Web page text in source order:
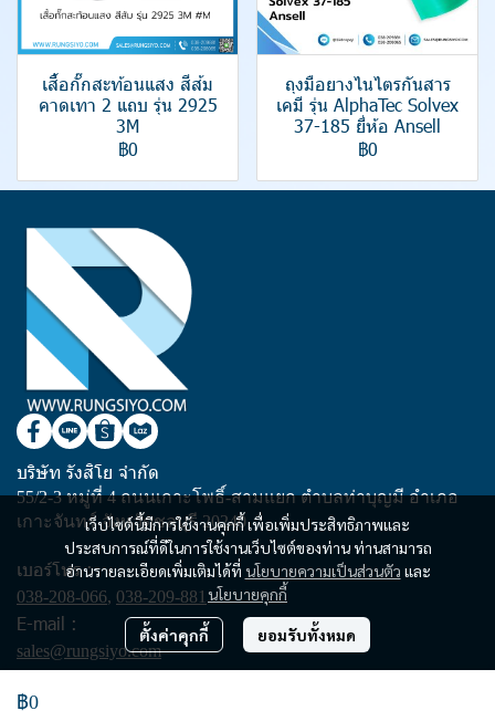
เสื้อกั๊กสะท้อนแสง สีส้ม
คาดเทา 2 แถบ รุ่น 2925
3M
฿0
ถุงมือยางไนไตรกันสาร
เคมี รุ่น AlphaTec Solvex
37-185 ยี่ห้อ Ansell
฿0
฿0
เว็บไซต์นี้มีการใช้งานคุกกี้ เพื่อเพิ่มประสิทธิภาพและ
ประสบการณ์ที่ดีในการใช้งานเว็บไซต์ของท่าน ท่านสามารถ
อ่านรายละเอียดเพิ่มเติมได้ที่ นโยบายความเป็นส่วนตัว และ
นโยบายคุกกี้
ตั้งค่าคุกกี้ ยอมรับทั้งหมด
บริษัท รังสิโย จำกัด
55/2-3 หมู่ที่ 4 ถนนเกาะโพธิ์-สามแยก ตำบลท่าบุญมี อำเภอ
เกาะจันทร์ จังหวัดชลบุรี 20240
เบอร์โทร :
038-208-066, 038-209-881
E-mail :
sales@rungsiyo.com